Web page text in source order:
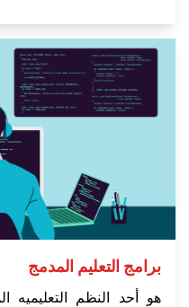
برامج التعليم المدمج
هو أحد النظم التعليميه